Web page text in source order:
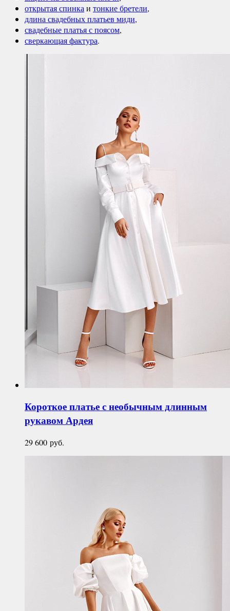
открытая спинка и тонкие бретели,
длина свадебных платьев миди,
свадебные платья с поясом,
сверкающая фактура.
Короткое платье с необычным длинным
рукавомАрдея
29 600 руб.